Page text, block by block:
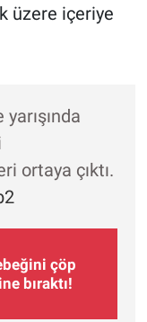
üzere içeriye
ortaya çıktı.
çöp
bıraktı!